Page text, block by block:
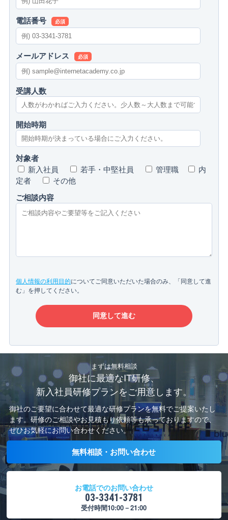
電話番号 必須
メールアドレス 必須
受講人数
開始時期
対象者
新入社員 若手・中堅社員 管理職
内
定者
その他
ご相談内容
個人情報の利用目的についてご同意いただいた場合のみ、「同意して進
む」を押してください。
まずは無料相談
御社に最適なIT研修、
新入社員研修プランをご用意します。
御社のご要望に合わせて最適な研修プランを無料でご提案いたし
ます。 研修のご相談やお見積もり依頼等も承っておりますので、
ぜひお気軽にお問い合わせください。
無料相談・お問い合わせ
お電話でのお問い合わせ
03-3341-3781
受付時間10:00－21:00